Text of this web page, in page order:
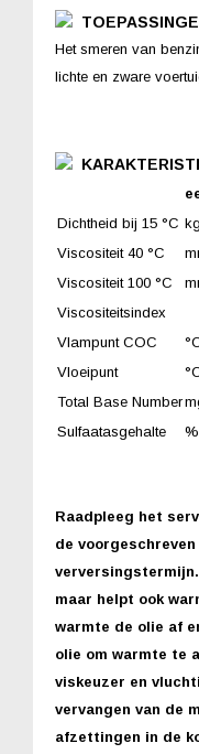
Het smeren van
lichte en zware
Dichtheid bij 15 °C
Viscositeit 40 °C
Viscositeit 100 °C
Viscositeitsindex
Vlampunt COC
Vloeipunt
Total Base Number
Sulfaatasgehalte
%
Raadpleeg het
de
maar helpt ook
warmte de olie af
olie om warmte te
viskeuzer en
vervangen van de
afzettingen in de